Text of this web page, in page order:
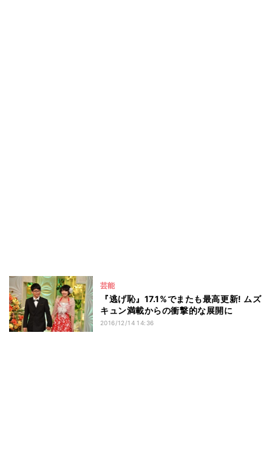
芸能
『逃げ恥』17.1%でまたも最高更新! ムズ
キュン満載からの衝撃的な展開に
2016/12/14 14:36